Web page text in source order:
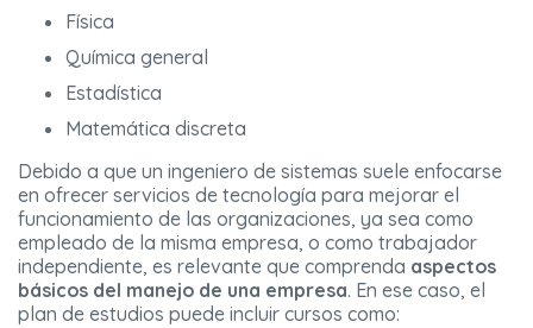
Física
Química general
Estadística
Matemática discreta
Debido a que un ingeniero de sistemas suele enfocarse
en ofrecer servicios de tecnología para mejorar el
funcionamiento de las organizaciones, ya sea como
empleado de la misma empresa, o como trabajador
independiente, es relevante que comprenda aspectos
básicos del manejo de una empresa. En ese caso, el
plan de estudios puede incluir cursos como: